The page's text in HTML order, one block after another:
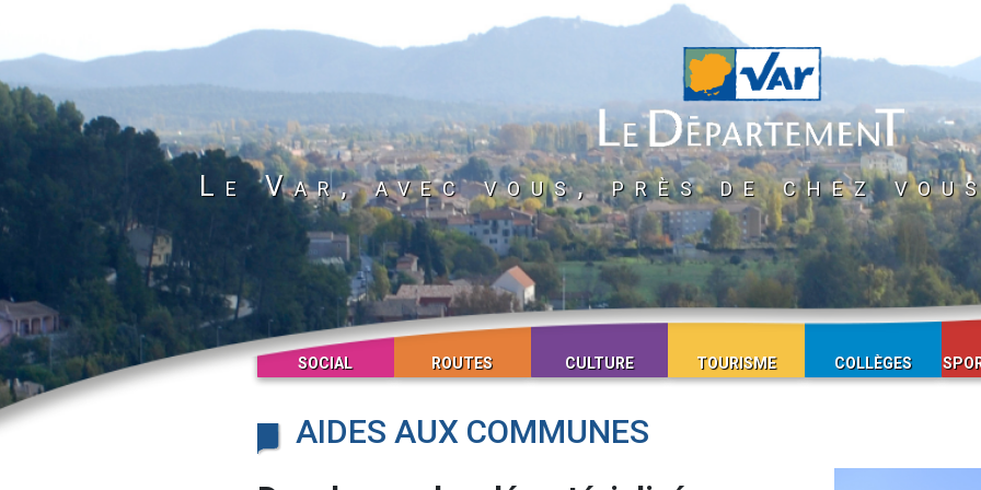
Le Var, avec vous, près de chez
SOCIAL ROUTES CULTURE TOURISME COLLÈGES
AIDES AUX COMMUNES